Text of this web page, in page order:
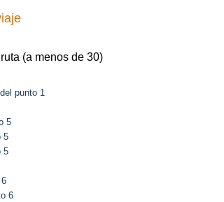
(a menos de 30)
punto 1
5
5
5
6